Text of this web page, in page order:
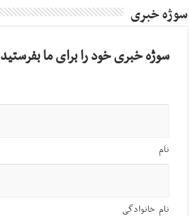
سوژه خبری
سوژه خبری خود را برای ما بفرستید
نام
نام خانوادگی